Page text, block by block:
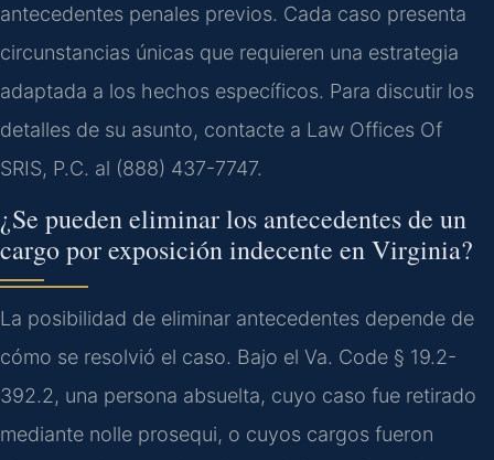
antecedentes penales previos. Cada caso presenta
circunstancias únicas que requieren una estrategia
adaptada a los hechos específicos. Para discutir los
detalles de su asunto, contacte a Law Offices Of
SRIS, P.C. al (888) 437-7747.
¿Se pueden eliminar los antecedentes de un
cargo por exposición indecente en Virginia?
La posibilidad de eliminar antecedentes depende de
cómo se resolvió el caso. Bajo el Va. Code § 19.2-
392.2, una persona absuelta, cuyo caso fue retirado
mediante nolle prosequi, o cuyos cargos fueron